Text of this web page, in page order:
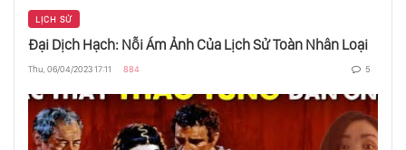
Sự Khác Biệt Giữa Chiến Thắng Và Thành
Đừng Ăn Kẹo Dẻo!
LỊCH SỬ
Đại Dịch Hạch: Nỗi Ám Ảnh Của Lịch Sử Toàn Nhân Loại
Thu, 06/04/2023 17:11 884 5